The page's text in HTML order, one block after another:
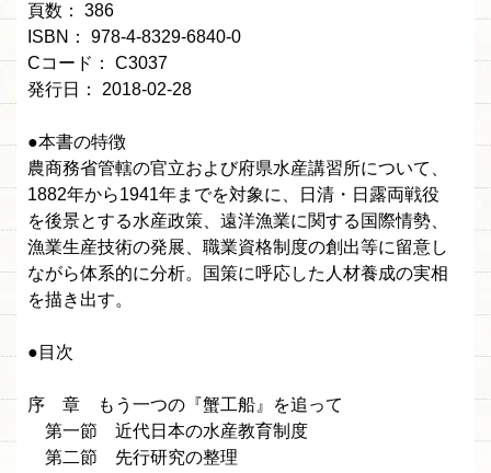
頁数： 386
ISBN： 978-4-8329-6840-0
Cコード： C3037
発行日： 2018-02-28
●本書の特徴
農商務省管轄の官立および府県水産講習所について、
1882年から1941年までを対象に、日清・日露両戦役
を後景とする水産政策、遠洋漁業に関する国際情勢、
漁業生産技術の発展、職業資格制度の創出等に留意し
ながら体系的に分析。国策に呼応した人材養成の実相
を描き出す。
●目次
序 章 もう一つの『蟹工船』を追って
第一節 近代日本の水産教育制度
第二節 先行研究の整理